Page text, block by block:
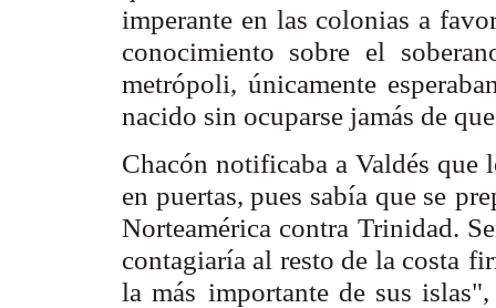
imperante en las colonias a
conocimiento sobre el
metrópoli, únicamente
nacido sin ocuparse jamás de que
Chacón notificaba a Valdés que
en puertas, pues sabía que se
Norteamérica contra Trinidad.
contagiaría al resto de la costa
la más importante de sus